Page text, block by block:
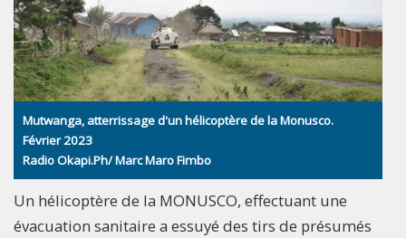
Mutwanga, atterrissage d'un hélicoptère de la Monusco.
Février 2023
Radio Okapi.Ph/ Marc Maro Fimbo
Un hélicoptère de la MONUSCO, effectuant une
évacuation sanitaire a essuyé des tirs de présumés